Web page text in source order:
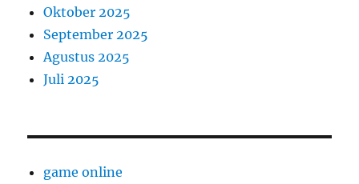
Oktober 2025
September 2025
Agustus 2025
Juli 2025
game online